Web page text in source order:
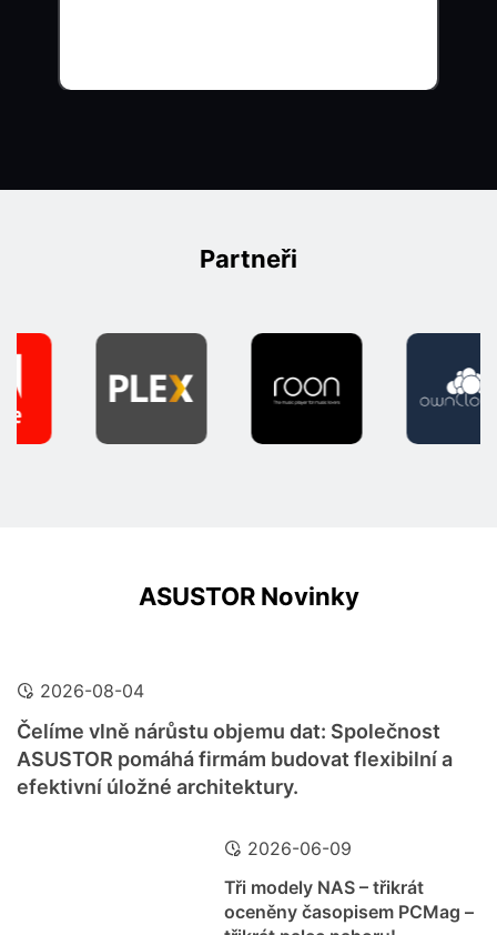
Partneři
ASUSTOR Novinky
2026-08-04
Čelíme vlně nárůstu objemu dat: Společnost
ASUSTOR pomáhá firmám budovat flexibilní a
efektivní úložné architektury.
2026-06-09
Tři modely NAS – třikrát
oceněny časopisem PCMag –